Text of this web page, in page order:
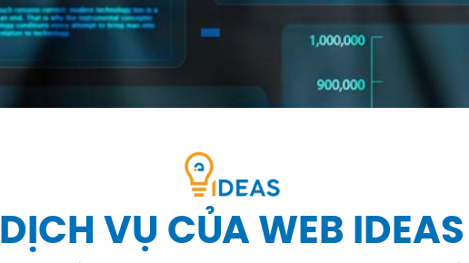
DỊCH VỤ CỦA WEB IDEAS